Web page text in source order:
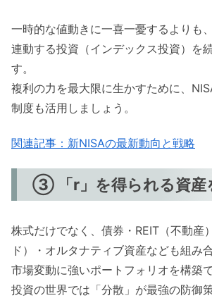
一時的な値動きに一喜一憂するよりも
連動する投資（インデックス投資）を
す。
複利の力を最大限に生かすために、
制度も活用しましょう。
関連記事：新NISAの最新動向と戦略
③ 「r」を得られる資産
株式だけでなく、債券・REIT（不動産
ド）・オルタナティブ資産なども組み
市場変動に強いポートフォリオを構築で
投資の世界では「分散」が最強の防御策